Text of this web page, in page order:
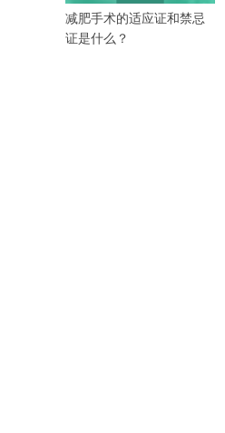
减肥手术的适应证和禁忌
证是什么？